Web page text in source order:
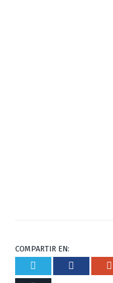
COMPARTIR EN:
Facebook